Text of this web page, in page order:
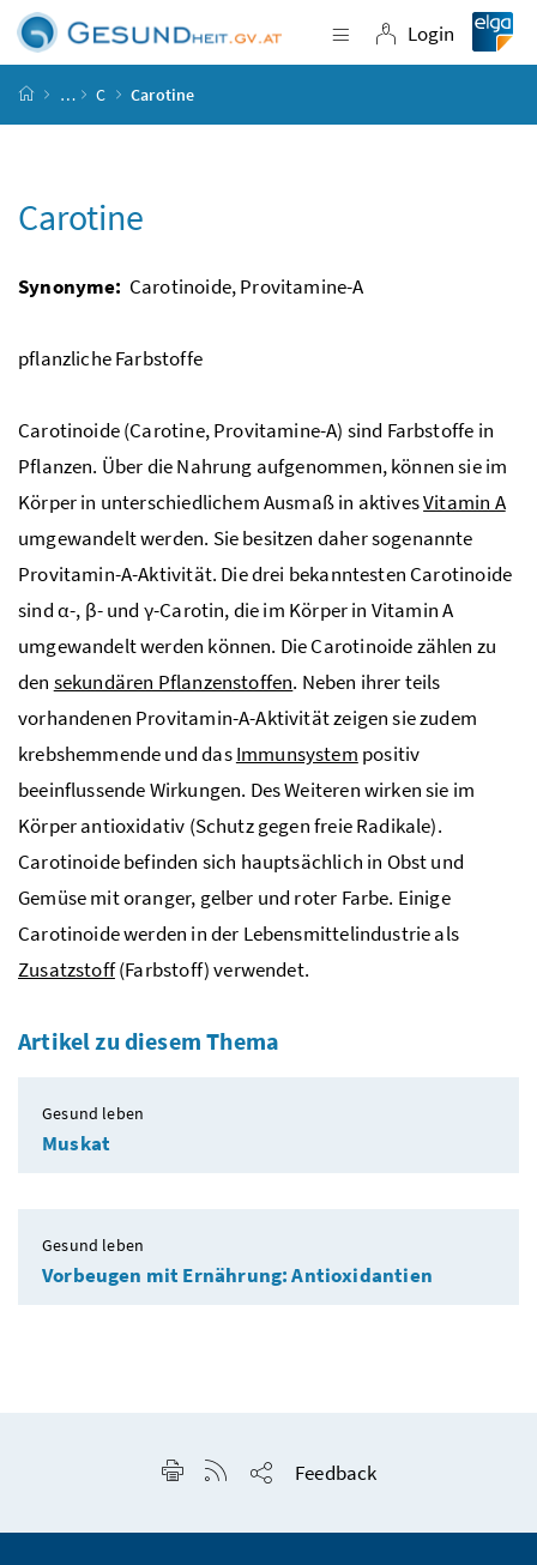
Zum Inhalt
Zum Hauptmenü
Zum Untermenü
Zur Suche
Navigation
Login
Login
Startseite
… C Carotine
Carotine
Synonyme: Carotinoide, Provitamine-A
pflanzliche Farbstoffe
Carotinoide (Carotine, Provitamine-A) sind Farbstoffe in
Pflanzen. Über die Nahrung aufgenommen, können sie im
Körper in unterschiedlichem Ausmaß in aktivesVitamin A
umgewandelt werden. Sie besitzen daher sogenannte
Provitamin-A-Aktivität. Die drei bekanntesten Carotinoide
sind α-, β- und γ-Carotin, die im Körper in Vitamin A
umgewandelt werden können. Die Carotinoide zählen zu
den sekundären Pflanzenstoffen. Neben ihrer teils
vorhandenen Provitamin-A-Aktivität zeigen sie zudem
krebshemmende und dasImmunsystem positiv
beeinflussende Wirkungen. Des Weiteren wirken sie im
Körper antioxidativ (Schutz gegen freie Radikale).
Carotinoide befinden sich hauptsächlich in Obst und
Gemüse mit oranger, gelber und roter Farbe. Einige
Carotinoide werden in der Lebensmittelindustrie als
Zusatzstoff(Farbstoff) verwendet.
Artikel zu diesem Thema
Gesund leben
Muskat
Gesund leben
Vorbeugen mit Ernährung: Antioxidantien
Seite drucken
RSS-Feed anzeigen
Feedback